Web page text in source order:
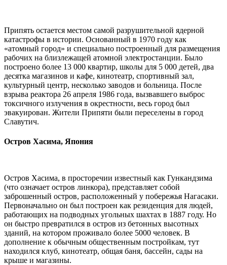
Припять остается местом самой разрушительной ядерной
катастрофы в истории. Основанный в 1970 году как
«атомный город» и специально построенный для размещения
рабочих на близлежащей атомной электростанции. Было
построено более 13 000 квартир, школы для 5 000 детей, два
десятка магазинов и кафе, кинотеатр, спортивный зал,
культурный центр, несколько заводов и больница. После
взрыва реактора 26 апреля 1986 года, вызвавшего выброс
токсичного излучения в окрестности, весь город был
эвакуирован. Жители Припяти были переселены в город
Славутич.
Остров Хасима, Япония
Остров Хасима, в просторечии известный как Гункандзима
(что означает остров линкора), представляет собой
заброшенный остров, расположенный у побережья Нагасаки.
Первоначально он был построен как резиденция для людей,
работающих на подводных угольных шахтах в 1887 году. Но
он быстро превратился в остров из бетонных высотных
зданий, на котором проживало более 5000 человек. В
дополнение к обычным общественным постройкам, тут
находился клуб, кинотеатр, общая баня, бассейн, сады на
крыше и магазины.